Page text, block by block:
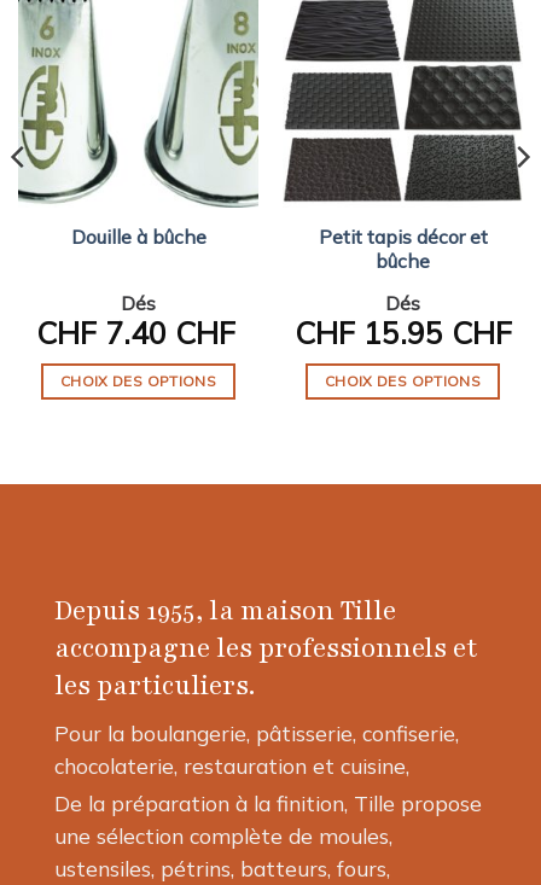
Douille à bûche
Dés
CHF7.40 CHF
CHOIX DES OPTIONS
peuvent
choisies
sur
page
du
produit
Petit tapis décor et
bûche
Dés
CHF15.95 CHF
CHOIX DES OPTIONS
être
choisies
page
du
produit
Depuis 1955, la maison Tille
accompagne les professionnels et
les particuliers.
Pour la boulangerie, pâtisserie, confiserie,
chocolaterie, restauration et cuisine,
De la préparation à la finition, Tille propose
une sélection complète de moules,
ustensiles, pétrins, batteurs, fours,